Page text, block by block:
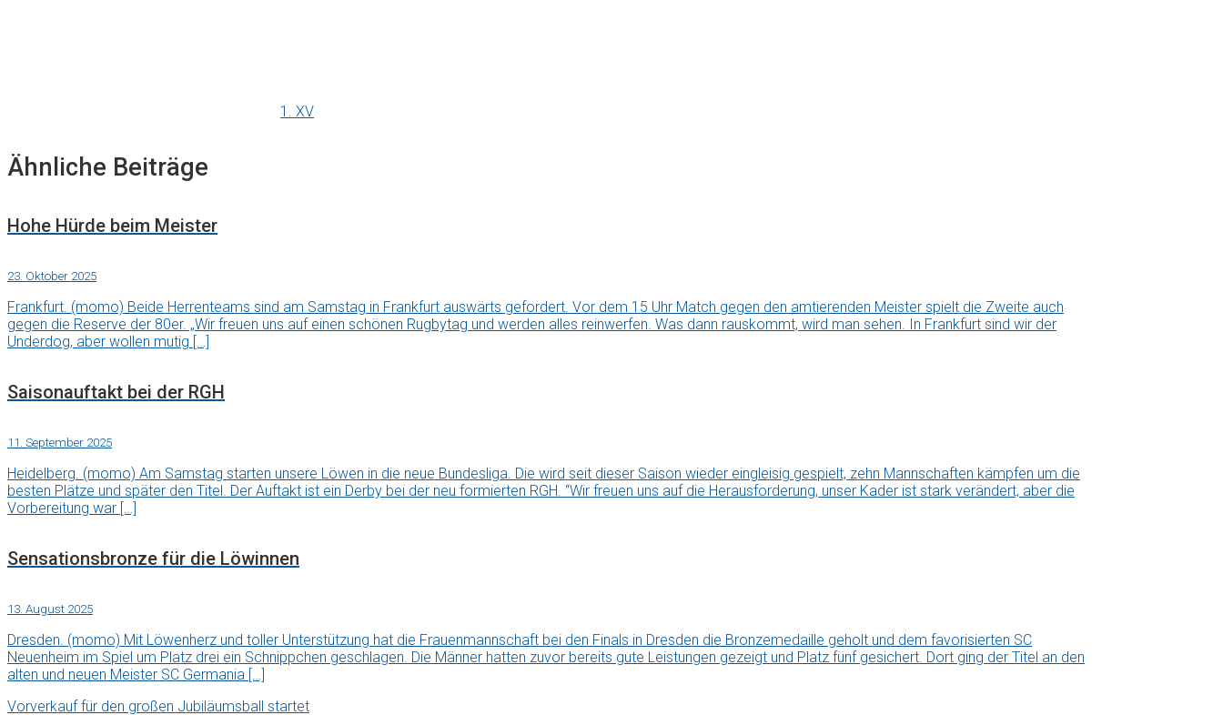
1. XV
Ähnliche Beiträge
Hohe Hürde beim Meister
23. Oktober 2025
Frankfurt. (momo) Beide Herrenteams sind am Samstag in Frankfurt auswärts gefordert. Vor dem 15 Uhr Match gegen den amtierenden Meister spielt die Zweite auch
gegen die Reserve der 80er. „Wir freuen uns auf einen schönen Rugbytag und werden alles reinwerfen. Was dann rauskommt, wird man sehen. In Frankfurt sind wir der
Underdog, aber wollen mutig […]
Saisonauftakt bei der RGH
11. September 2025
Heidelberg. (momo) Am Samstag starten unsere Löwen in die neue Bundesliga. Die wird seit dieser Saison wieder eingleisig gespielt, zehn Mannschaften kämpfen um die
besten Plätze und später den Titel. Der Auftakt ist ein Derby bei der neu formierten RGH. “Wir freuen uns auf die Herausforderung, unser Kader ist stark verändert, aber die
Vorbereitung war […]
Sensationsbronze für die Löwinnen
13. August 2025
Dresden. (momo) Mit Löwenherz und toller Unterstützung hat die Frauenmannschaft bei den Finals in Dresden die Bronzemedaille geholt und dem favorisierten SC
Neuenheim im Spiel um Platz drei ein Schnippchen geschlagen. Die Männer hatten zuvor bereits gute Leistungen gezeigt und Platz fünf gesichert. Dort ging der Titel an den
alten und neuen Meister SC Germania […]
Vorverkauf für den großen Jubiläumsball startet